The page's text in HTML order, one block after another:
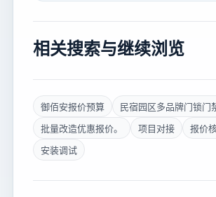
相关搜索与继续浏览
御佰安报价预算
民宿园区多品牌门锁门
批量改造优惠报价。
项目对接
报价
安装调试